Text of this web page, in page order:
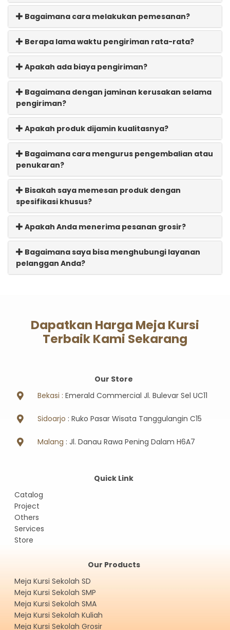
Bagaimana cara melakukan pemesanan?
Berapa lama waktu pengiriman rata-rata?
Apakah ada biaya pengiriman?
Bagaimana dengan jaminan kerusakan selama
pengiriman?
Apakah produk dijamin kualitasnya?
Bagaimana cara mengurus pengembalian atau
penukaran?
Bisakah saya memesan produk dengan
spesifikasi khusus?
Apakah Anda menerima pesanan grosir?
Bagaimana saya bisa menghubungi layanan
pelanggan Anda?
Dapatkan Harga Meja Kursi
Terbaik Kami Sekarang
Our Store
Bekasi : Emerald Commercial Jl. Bulevar Sel UC11
Sidoarjo : Ruko Pasar Wisata Tanggulangin C15
Malang : Jl. Danau Rawa Pening Dalam H6A7
Quick Link
Catalog
Project
Others
Services
Store
Our Products
Meja Kursi Sekolah SD
Meja Kursi Sekolah SMP
Meja Kursi Sekolah SMA
Meja Kursi Sekolah Kuliah
Meja Kursi Sekolah Grosir